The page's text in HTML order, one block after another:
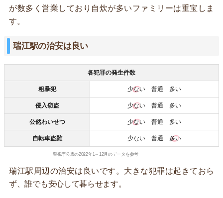
が数多く営業しており自炊が多いファミリーは重宝しま
す。
瑞江駅の治安は良い
各犯罪の発生件数
粗暴犯 少ない 普通 多い
侵入窃盗 少ない 普通 多い
公然わいせつ 少ない 普通 多い
自転車盗難 少ない 普通 多い
警視庁公表の2022年1～12月のデータを参考
瑞江駅周辺の治安は良いです。大きな犯罪は起きておら
ず、誰でも安心して暮らせます。